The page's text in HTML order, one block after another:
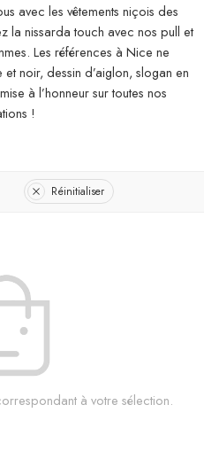
avec les vêtements niçois des
la nissarda touch avec nos pull et
Les références à Nice ne
noir, dessin d’aiglon, slogan en
à l’honneur sur toutes nos
!
Réinitialiser
à votre sélection.